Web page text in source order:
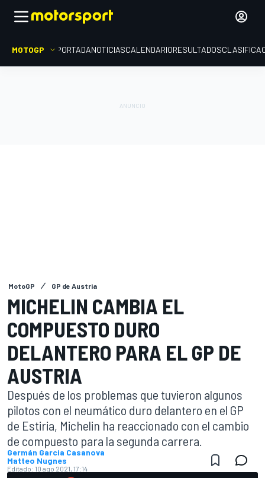
MOTOGP PORTADANOTICIASCALENDARIORESULTADOS
MotoGP GP de Austria
MICHELIN CAMBIA EL
COMPUESTO DURO
DELANTERO PARA EL GP DE
AUSTRIA
Después de los problemas que tuvieron algunos
pilotos con el neumático duro delantero en el GP
de Estiria, Michelin ha reaccionado con el cambio
de compuesto para la segunda carrera.
Germán Garcia Casanova
Matteo Nugnes
Editado: 10 ago 2021, 17:14